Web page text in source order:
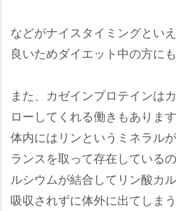
などがナイスタイミングとい
良いためダイエット中の方に
また、カゼインプロテインは
ローしてくれる働きもあります
体内にはリンというミネラル
ランスを取って存在している
ルシウムが結合してリン酸カ
吸収されずに体外に出てしまう